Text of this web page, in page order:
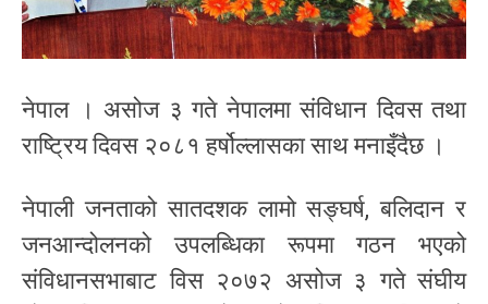
नेपाल । असोज ३ गते नेपालमा संविधान दिवस तथा
राष्ट्रिय दिवस २०८१ हर्षोल्लासका साथ मनाइँदैछ ।
नेपाली जनताको सातदशक लामो सङ्घर्ष, बलिदान र
जनआन्दोलनको उपलब्धिका रूपमा गठन भएको
संविधानसभाबाट विस २०७२ असोज ३ गते संघीय